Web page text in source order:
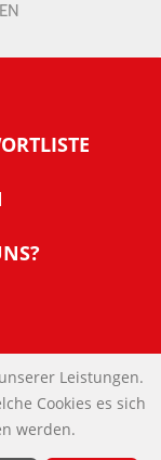
Leistungen.
Cookies es sich
werden.